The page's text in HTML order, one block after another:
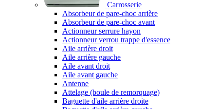
Carrosserie
Absorbeur de pare-choc arrière
Absorbeur de pare-choc avant
Actionneur serrure hayon
Actionneur verrou trappe d'essence
Aile arrière droit
Aile arrière gauche
Aile avant droit
Aile avant gauche
Antenne
Attelage (boule de remorquage)
Baguette d'aile arrière droite